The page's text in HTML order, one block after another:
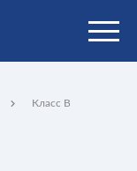
Класс B